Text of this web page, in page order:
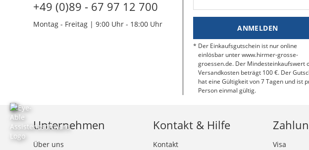
+49 (0)89 - 67 97 12 700
Montag - Freitag | 9:00 Uhr - 18:00 Uhr ANMELDEN
Der Einkaufsgutschein ist nur online
einlösbar unter www.hirmer-grosse-
groessen.de. Der Mindesteinkaufswert
Versandkosten beträgt 100 €. Der
hat eine Gültigkeit von 7 Tagen und ist
Person einmal gültig.
Unternehmen
Über uns
Kontakt & Hilfe
Kontakt
Visa